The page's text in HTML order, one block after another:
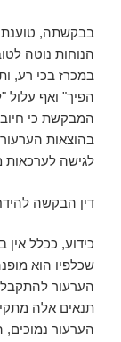
בבקשתה, טוענת
הנוחות נוטה
במכרז בכי רע,
הפיך" ואף עלול
המבקשת כי
בהוצאות
לגישה לערכאות
דין הבקשה
כידוע, ככלל
שכלפיו הוא
הערעור להתקבל
תנאים אלה
הערעור נמוכים,